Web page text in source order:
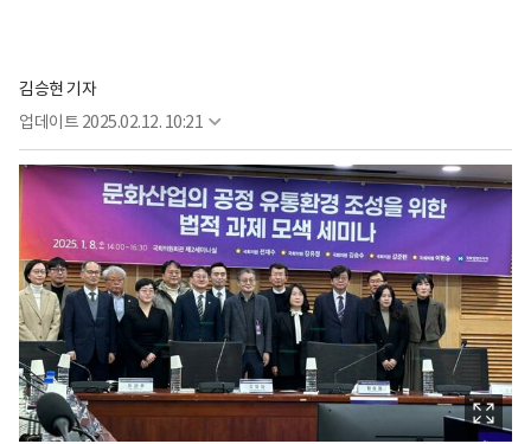
김승현 기자
업데이트 2025.02.12. 10:21